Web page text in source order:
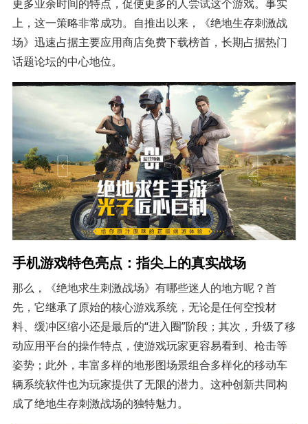
更多业余时间的特点，促使更多的人尝试这个游戏。事实
上，这一策略非常成功。自推出以来，《绝地生存刺激战
场》迅速占据主要应用商店免费下载榜首，长期占据热门
话题论坛的中心地位。
手机游戏特色亮点：指尖上的真实战场
那么，《绝地求生刺激战场》有哪些迷人的地方呢？首
先，它继承了原始的核心游戏系统，无论是任何空投材
料、缓冲区缩小还是最后的“进入圈”阶段；其次，升级了移
动应用平台的操作特点，使游戏玩家更容易看到、枪击等
姿势；此外，丰富多样的地形图场景组合多样化的移动车
辆系统软件也为玩家提供了无限的潜力。这种创新共同构
成了绝地生存刺激战场的独特魅力。